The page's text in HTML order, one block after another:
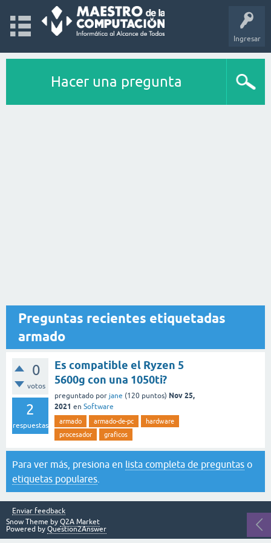
Ingresar
Hacer una pregunta
Preguntas recientes etiquetadas
armado
0
votos
2
respuestas
Es compatible el Ryzen 5
5600g con una 1050ti?
preguntado por jane (120 puntos) Nov 25,
2021 en Software
armado armado-de-pc
hardware
procesador
graficos
Para ver más, presiona en lista completa de preguntas o
etiquetas populares
Enviar feedback
Snow Theme by Q2A Market
Powered by Question2Answer